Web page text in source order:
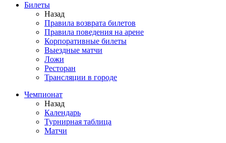
Билеты
Назад
Правила возврата билетов
Правила поведения на арене
Корпоративные билеты
Выездные матчи
Ложи
Ресторан
Трансляции в городе
Чемпионат
Назад
Календарь
Турнирная таблица
Матчи